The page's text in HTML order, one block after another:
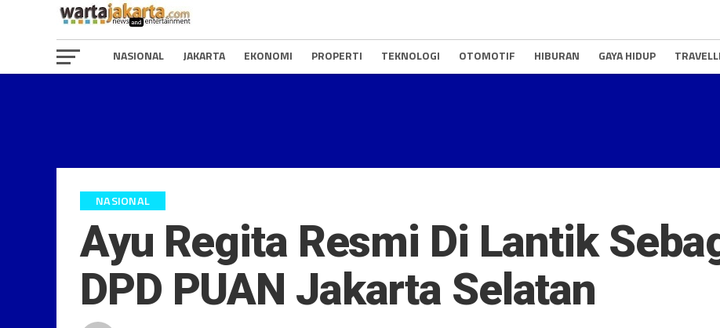
NASIONAL JAKARTA EKONOMI PROPERTI TEKNOLOGI OTOMOTIF HIBURAN GAYA HIDUP
NASIONAL
Ayu Regita Resmi Di Lantik
DPD PUAN Jakarta Selatan